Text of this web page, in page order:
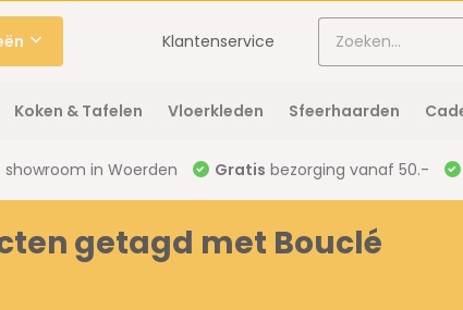
Klantenservice
Koken & Tafelen Vloerkleden Sfeerhaarden
showroom in Woerden Gratis bezorging vanaf 50.-
getagd met Bouclé